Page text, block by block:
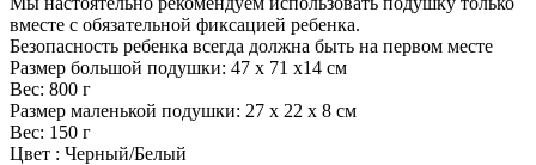
вместе с обязательной фиксацией ребенка.
Безопасность ребенка всегда должна быть на первом месте
Размер большой подушки: 47 х 71 х14 см
Вес: 800 г
Размер маленькой подушки: 27 х 22 х 8 см
Вес: 150 г
Цвет : Черный/Белый